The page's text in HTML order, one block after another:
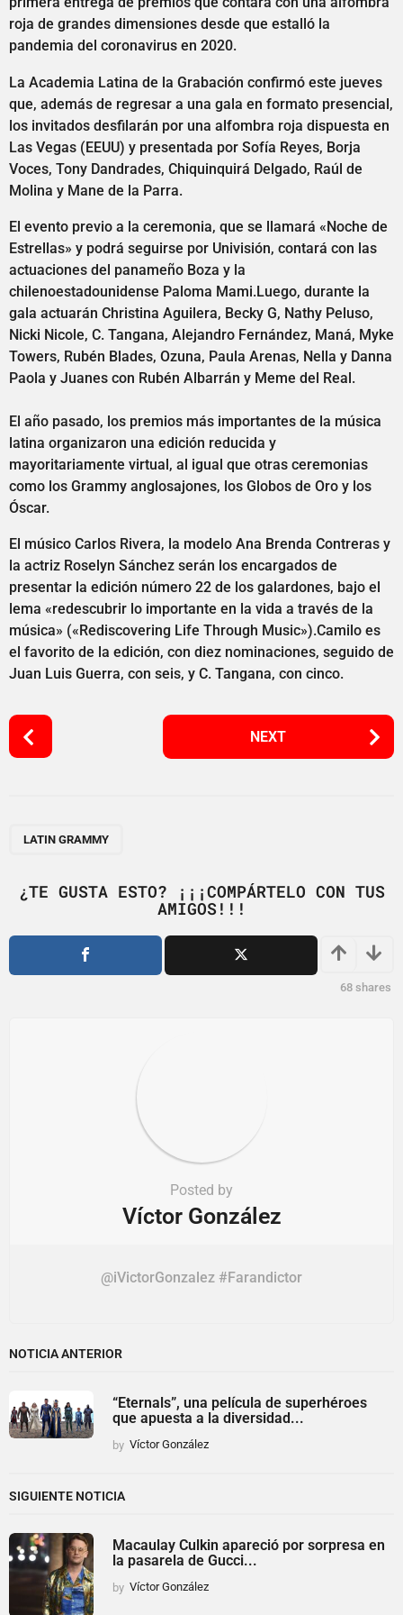
roja de grandes dimensiones desde que estalló la
pandemia del coronavirus en 2020.
La Academia Latina de la Grabación confirmó este jueves
que, además de regresar a una gala en formato presencial,
los invitados desfilarán por una alfombra roja dispuesta en
Las Vegas (EEUU) y presentada por Sofía Reyes, Borja
Voces, Tony Dandrades, Chiquinquirá Delgado, Raúl de
Molina y Mane de la Parra.
El evento previo a la ceremonia, que se llamará «Noche de
Estrellas» y podrá seguirse por Univisión, contará con las
actuaciones del panameño Boza y la
chilenoestadounidense Paloma Mami.Luego, durante la
gala actuarán Christina Aguilera, Becky G, Nathy Peluso,
Nicki Nicole, C. Tangana, Alejandro Fernández, Maná, Myke
Towers, Rubén Blades, Ozuna, Paula Arenas, Nella y Danna
Paola y Juanes con Rubén Albarrán y Meme del Real.
El año pasado, los premios más importantes de la música
latina organizaron una edición reducida y
mayoritariamente virtual, al igual que otras ceremonias
como los Grammy anglosajones, los Globos de Oro y los
Óscar.
El músico Carlos Rivera, la modelo Ana Brenda Contreras y
la actriz Roselyn Sánchez serán los encargados de
presentar la edición número 22 de los galardones, bajo el
lema «redescubrir lo importante en la vida a través de la
música» («Rediscovering Life Through Music»).Camilo es
el favorito de la edición, con diez nominaciones, seguido de
Juan Luis Guerra, con seis, y C. Tangana, con cinco.
P
o
a
i
NEXT
LATIN GRAMMY
¿TE GUSTA ESTO? ¡¡¡COMPÁRTELO CON TUS
AMIGOS!!!
68 shares
Posted by
Víctor González
@iVictorGonzalez #Farandictor
NOTICIA ANTERIOR
“Eternals”, una película de superhéroes
que apuesta a la diversidad...
by Víctor González
SIGUIENTE NOTICIA
Macaulay Culkin apareció por sorpresa en
la pasarela de Gucci...
by Víctor González